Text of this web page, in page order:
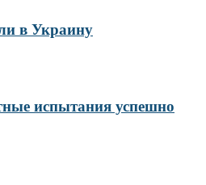
в Украину
испытания успешно